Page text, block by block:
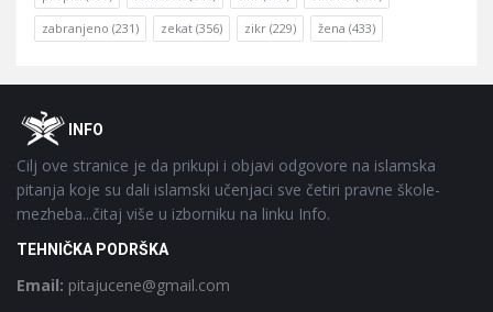
zabranjeno (231) zekat (356) zikr (229) žena (433)
FooterOINFO
Cilj ove stranice je da prikupi i objavi odgovore na islamska
pitanja koje su dali islamski učenjaci sve četiri pravne škole-
mezheba...čitaj više u izborniku na linku Info.
TEHNIČKA PODRŠKA
Email: pitajucene@gmail.com